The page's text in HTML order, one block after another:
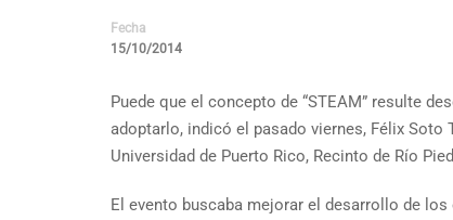
Fecha
15/10/2014
Puede que el concepto de “STEAM” resulte
adoptarlo, indicó el pasado viernes, Félix Soto
Universidad de Puerto Rico, Recinto de Río
El evento buscaba mejorar el desarrollo de